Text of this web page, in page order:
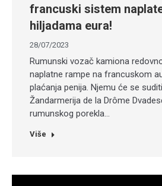
francuski sistem
hiljadama eura!
28/07/2023
Rumunski vozač kamiona
naplatne rampe na francuskom
plaćanja penija. Njemu će se
Žandarmerija de la Drôme
rumunskog porekla…
Više